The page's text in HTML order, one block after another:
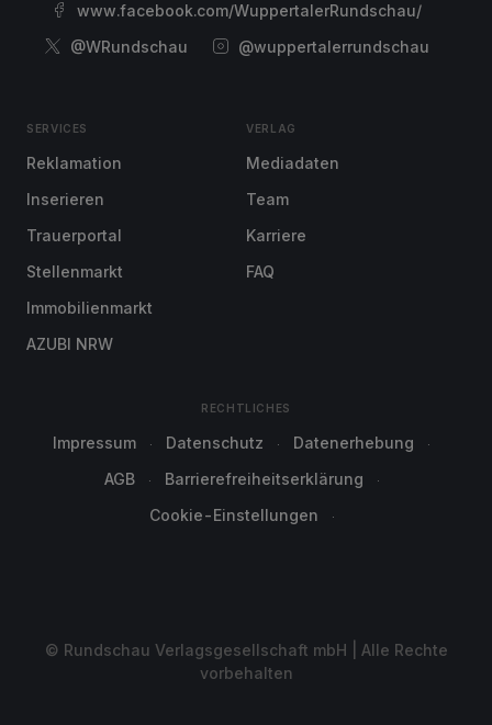
www.facebook.com/WuppertalerRundschau/
@WRundschau
@wuppertalerrundschau
SERVICES
Reklamation
Inserieren
Trauerportal
Stellenmarkt
Immobilienmarkt
AZUBI NRW
VERLAG
Mediadaten
Team
Karriere
FAQ
RECHTLICHES
Impressum Datenschutz
Datenerhebung
AGB
Barrierefreiheitserklärung
Cookie-Einstellungen
© Rundschau Verlagsgesellschaft mbH | Alle Rechte
vorbehalten